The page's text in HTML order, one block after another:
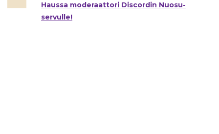
Haussa moderaattori Discordin Nuosu-
servulle!